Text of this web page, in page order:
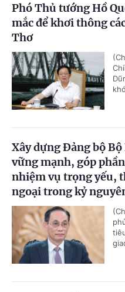
Phó Thủ tướng Hồ
mắc để khơi thông
Thơ
Xây dựng Đảng bộ
vững mạnh, góp
nhiệm vụ trọng yếu,
ngoại trong kỷ